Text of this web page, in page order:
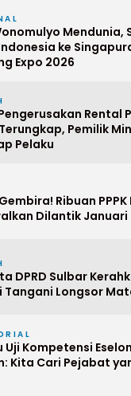
Mendunia,
ke
Expo 2026
Rental
Pemilik
Pelaku
Ribuan
Dilantik Januari
DPRD Sulbar
Tangani Longsor
Uji Kompetensi
Kita Cari Pejabat